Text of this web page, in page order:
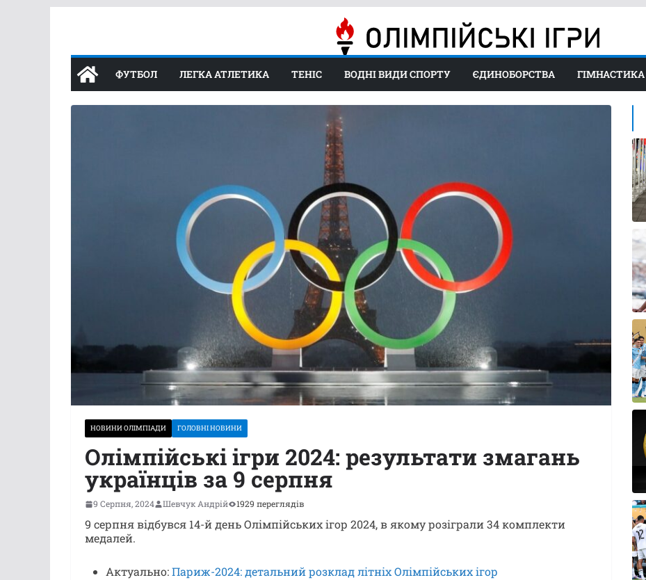
ФУТБОЛ ЛЕГКА АТЛЕТИКА ТЕНІС ВОДНІ ВИДИ СПОРТУ ЄДИНОБОРСТВА ГІМНАСТИКА
НОВИНИ ОЛІМПІАДИ ГОЛОВНІ НОВИНИ
Олімпійські ігри 2024: результати змагань
українців за 9 серпня
9 Серпня, 2024 Шевчук Андрій 1929 переглядів
9 серпня відбувся 14-й день Олімпійських ігор 2024, в якому розіграли 34 комплекти
медалей.
Актуально:Париж-2024: детальний розклад літніх Олімпійських ігор